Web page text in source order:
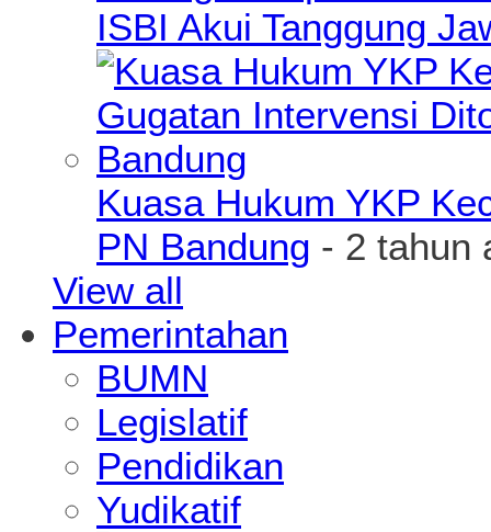
ISBI Akui Tanggung
Kuasa Hukum YKP
PN Bandung - 2 tahun
View all
Pemerintahan
BUMN
Legislatif
Pendidikan
Yudikatif